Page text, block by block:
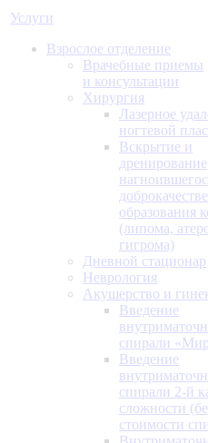
Услуги
Взрослое отделение
Врачебные приемы
и консультации
Хирургия
Лазерное
ногтевой
Вскрытие и
дренирование
образования
(липома,
гигрома)
Дневной стационар
Неврология
Акушерство и
Введение
спирали
Введение
спирали 2-й
сложности
стоимости